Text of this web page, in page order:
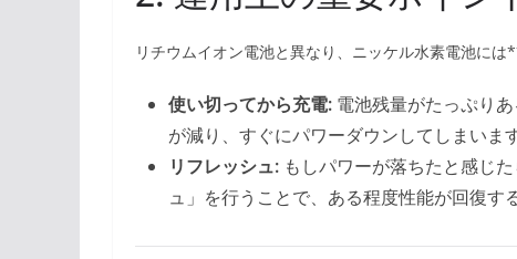
リチウムイオン電池と異なり、ニッケル水素電池に
使い切ってから充電: 電池残量がたっぷり
が減り、すぐにパワーダウンしてしまいます
リフレッシュ: もしパワーが落ちたと感じ
ュ」を行うことで、ある程度性能が回復す